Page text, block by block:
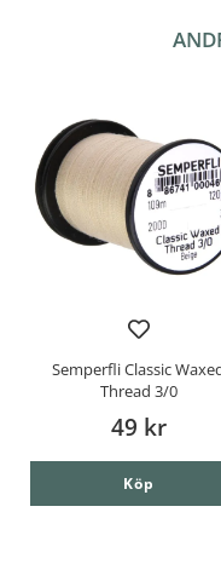
Semperfli Classic
Thread 3/0
49 kr
Köp